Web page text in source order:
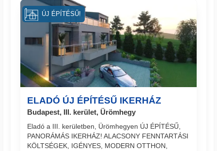
ELADÓ ÚJ ÉPÍTÉSŰ IKERHÁZ
Budapest, III. kerület, Ürömhegy
Eladó a III. kerületben, Ürömhegyen ÚJ ÉPÍTÉSŰ,
PANORÁMÁS IKERHÁZ! ALACSONY FENNTARTÁSI
KÖLTSÉGEK, IGÉNYES, MODERN OTTHON,
ÚJ ÉPÍTÉSŰ!